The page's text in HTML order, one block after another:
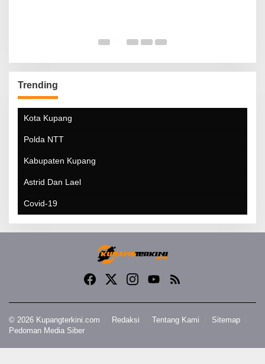
Trending
Kota Kupang
Polda NTT
Kabupaten Kupang
Astrid Dan Lael
Covid-19
© 2026 Kupangterkini.com Redaksi Tentang Kami
Sitemap
Pedoman Media Siber